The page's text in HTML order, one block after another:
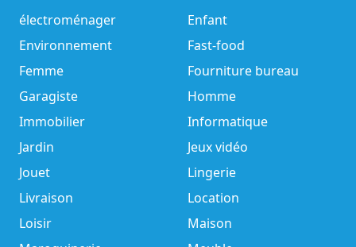
électroménager
Enfant
Environnement
Fast-food
Femme
Fourniture bureau
Garagiste
Homme
Immobilier
Informatique
Jardin
Jeux vidéo
Jouet
Lingerie
Livraison
Location
Loisir
Maison